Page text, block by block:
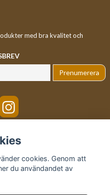
med bra kvalitet och
Prenumerera
cookies. Genom att
du användandet av